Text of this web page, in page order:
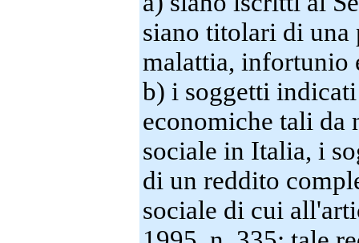
siano titolari di una
malattia, infortunio
b) i soggetti
economiche tali da
sociale in Italia, i
di un reddito
sociale di cui